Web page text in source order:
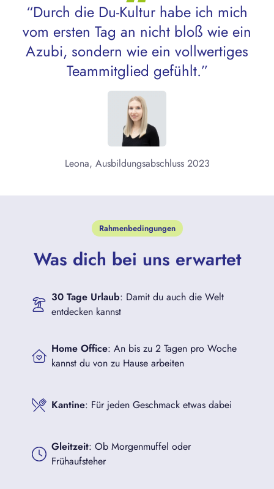
“Durch die Du-Kultur habe ich mich
vom ersten Tag an nicht bloß wie ein
Azubi, sondern wie ein vollwertiges
Teammitglied gefühlt.”
Leona, Ausbildungsabschluss 2023
Rahmenbedingungen
Was dich bei uns erwartet
30 Tage Urlaub: Damit du auch die Welt
entdecken kannst
Home Office: An bis zu 2 Tagen pro Woche
kannst du von zu Hause arbeiten
Kantine: Für jeden Geschmack etwas dabei
Gleitzeit: Ob Morgenmuffel oder
Frühaufsteher